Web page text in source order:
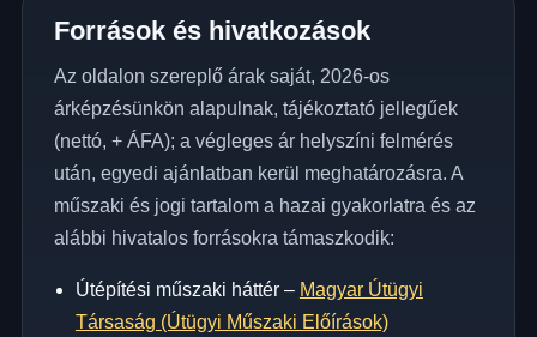
Források és hivatkozások
Az oldalon szereplő árak saját, 2026-os
árképzésünkön alapulnak, tájékoztató jellegűek
(nettó, + ÁFA); a végleges ár helyszíni felmérés
után, egyedi ajánlatban kerül meghatározásra. A
műszaki és jogi tartalom a hazai gyakorlatra és az
alábbi hivatalos forrásokra támaszkodik:
Útépítési műszaki háttér – Magyar Útügyi
Társaság (Útügyi Műszaki Előírások)